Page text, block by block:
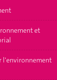
et
l'environnement